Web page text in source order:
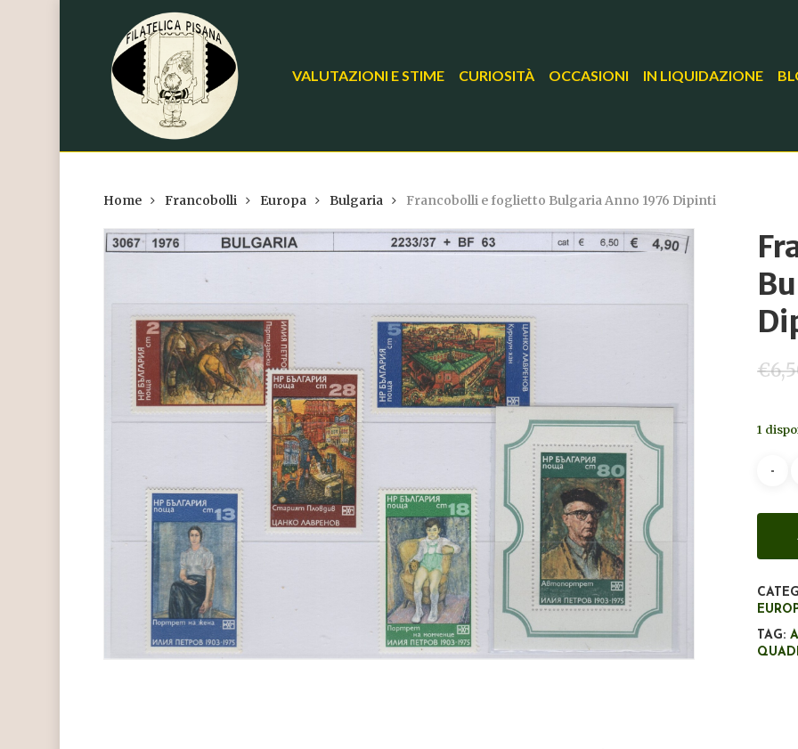
Hit enter to search or ESC to close
VALUTAZIONI E STIME CURIOSITÀ OCCASIONI IN LIQUIDAZIONE
Home Francobolli Europa Bulgaria Francobolli e foglietto Bulgaria Anno 1976 Dipinti
€
1
TAG: